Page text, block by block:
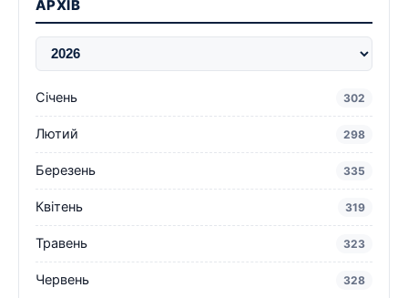
АРХІВ
Січень 302
Лютий 298
Березень 335
Квітень 319
Травень 323
Червень 328